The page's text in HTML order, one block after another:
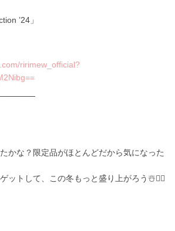
’24」
ririmew_official?
かな？限定品がほとんどだから気になった
ットして、この冬もっと盛り上がろう☃️❤️‍🔥